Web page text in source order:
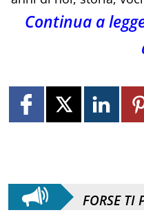
Continua a
FORSE TI